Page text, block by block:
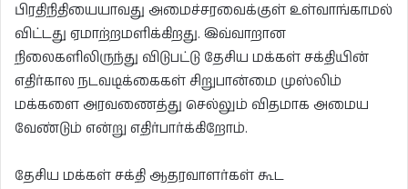
பிரதிநிதியையாவது அமைச்சரவைக்குள் உள்வாங்காமல்
விட்டது ஏமாற்றமளிக்கிறது. இவ்வாறான
நிலைகளிலிருந்து விடுபட்டு தேசிய மக்கள் சக்தியின்
எதிர்கால நடவடிக்கைகள் சிறுபான்மை முஸ்லிம்
மக்களை அரவணைத்து செல்லும் விதமாக அமைய
வேண்டும் என்று எதிர்பார்க்கிறோம்.
தேசிய மக்கள் சக்தி ஆதரவாளர்கள் கூட